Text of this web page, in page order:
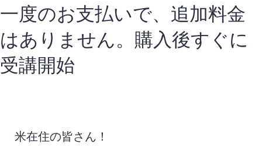
一度のお支払いで、追加料金
はありません。購入後すぐに
受講開始
米在住の皆さん！